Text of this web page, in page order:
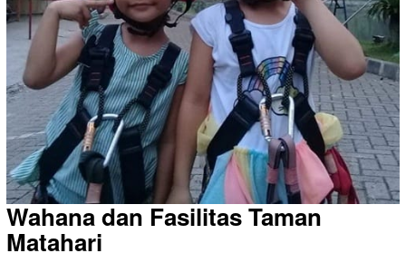
Wahana dan Fasilitas Taman
Matahari